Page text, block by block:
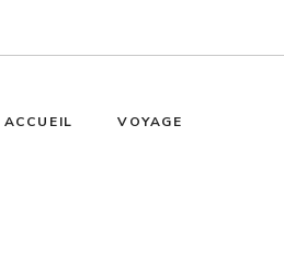
ACCUEIL VOYAGE